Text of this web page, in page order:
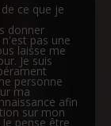
ce que je
donner
pas une
laisse me
Je suis
personne
ma
afin
sur mon
pense être